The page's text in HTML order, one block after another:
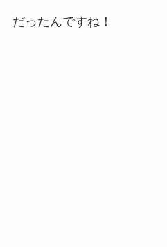
だったんですね！